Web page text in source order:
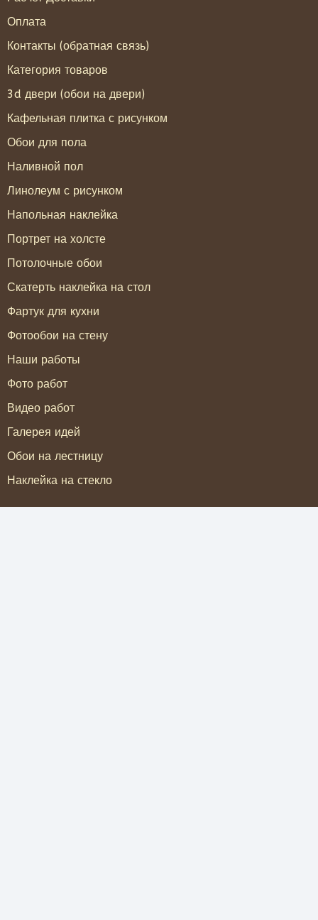
Оплата
Контакты (обратная связь)
Категория товаров
3d двери (обои на двери)
Кафельная плитка с рисунком
Обои для пола
Наливной пол
Линолеум с рисунком
Напольная наклейка
Портрет на холсте
Потолочные обои
Скатерть наклейка на стол
Фартук для кухни
Фотообои на стену
Наши работы
Фото работ
Видео работ
Галерея идей
Обои на лестницу
Наклейка на стекло